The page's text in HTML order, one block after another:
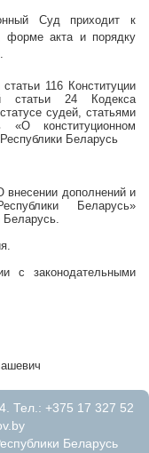
Суд приходит к
акта и порядку
116 Конституции
статьи 24 Кодекса
судей, статьями
«О конституционном
Беларусь
внесении дополнений и
Беларусь»
Беларусь.
с законодательными
Тел.: +375 17 327 52
Беларусь